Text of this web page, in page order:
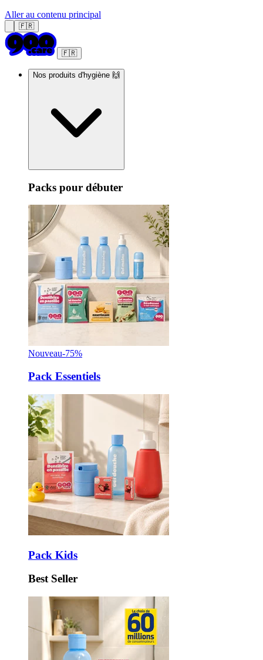
Aller au contenu principal
🇫🇷
🇫🇷
Nos produits d'hygiène 🙌
Packs pour débuter
Nouveau-75%
Pack Essentiels
Pack Kids
Best Seller